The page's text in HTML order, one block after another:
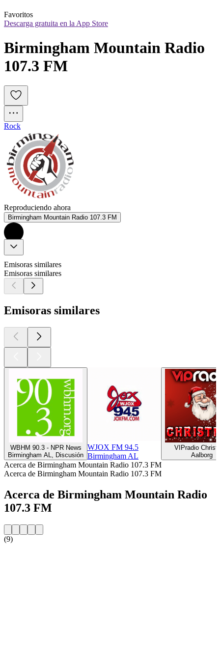
Favoritos
Descarga gratuita en la App Store
Birmingham Mountain Radio
107.3 FM
Rock
Reproduciendo ahora
Birmingham Mountain Radio 107.3 FM
Emisoras similares
Emisoras similares
Emisoras similares
WBHM 90.3 - NPR News
Birmingham AL, Discusión
WJOX FM 94.5
Birmingham AL
VIPradio
Aalborg
Acerca de Birmingham Mountain Radio 107.3 FM
Acerca de Birmingham Mountain Radio 107.3 FM
Acerca de Birmingham Mountain Radio
107.3 FM
(9)